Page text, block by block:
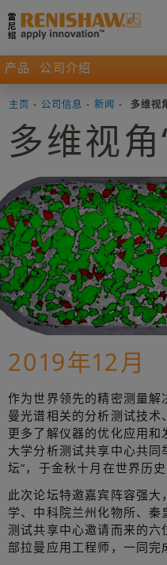
产品 公司介绍
主页 - 公司信息 - 新闻 - 多维视
多维视
2019年12月
作为世界领先的精密测量
曼光谱相关的分析测试技术
更多了解仪器的优化应用
大学分析测试共享中心共
坛”，于金秋十月在世界历
此次论坛特邀嘉宾阵容强
学、中科院兰州化物所、
测试共享中心邀请而来的
部拉曼应用工程师，一同完